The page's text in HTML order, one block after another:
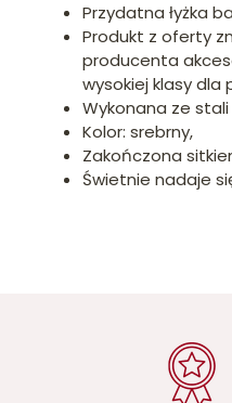
Przydatna łyżka
Produkt z oferty
producenta
wysokiej klasy dla
Wykonana ze
Kolor: srebrny,
Zakończona
Świetnie nadaje